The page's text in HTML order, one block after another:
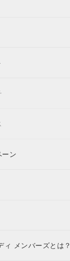
ーン
ィ メンバーズとは？